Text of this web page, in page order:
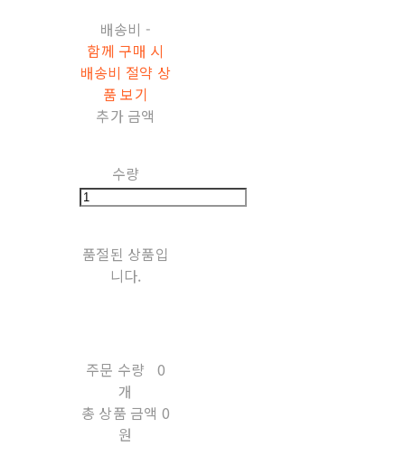
배송비 -
함께 구매 시
배송비 절약 상
품 보기
추가 금액
수량
품절된 상품입
니다.
주문 수량
0
개
총 상품 금액 0
원